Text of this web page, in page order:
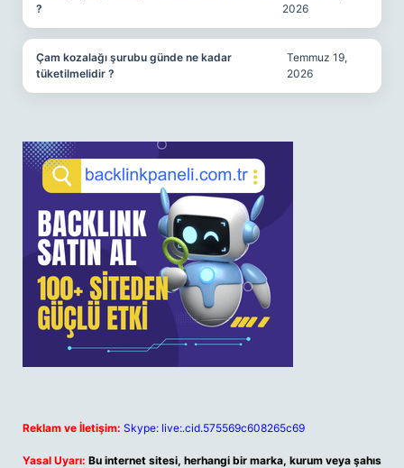
?
2026
Çam kozalağı şurubu günde ne kadar
tüketilmelidir ?
Temmuz 19,
2026
Reklam ve İletişim: Skype: live:.cid.575569c608265c69
Yasal Uyarı: Bu internet sitesi, herhangi bir marka, kurum veya şahıs